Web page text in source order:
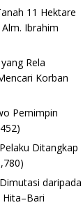
11 Hektare
Ibrahim
Rela
Korban
Pemimpin
Ditangkap
daripada
Hita–Bari